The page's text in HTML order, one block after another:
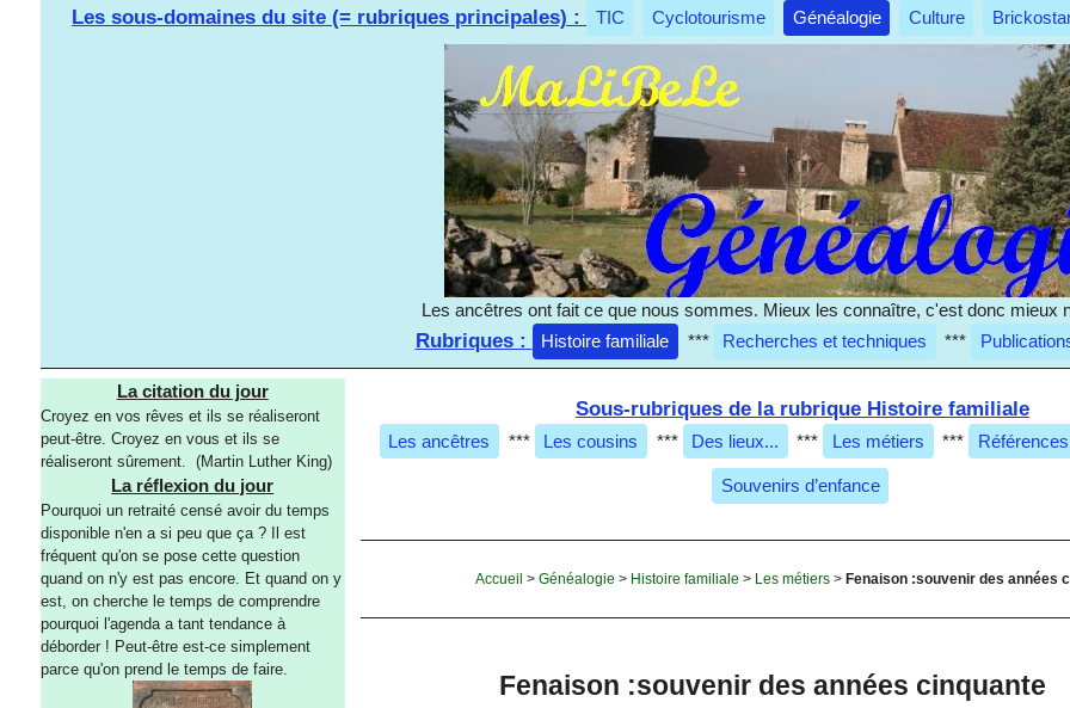
Les sous-domaines du site (= rubriques principales) : TIC Cyclotourisme Généalogie Culture
Les ancêtres ont fait ce que nous sommes. Mieux les connaître, c'est donc mieux
Rubriques : Histoire familiale *** Recherches et techniques ***
La citation du jour
Croyez en vos rêves et ils se réaliseront
peut-être. Croyez en vous et ils se
réaliseront sûrement. (Martin Luther King)
La réflexion du jour
Pourquoi un retraité censé avoir du temps
disponible n'en a si peu que ça ? Il est
fréquent qu'on se pose cette question
quand on n'y est pas encore. Et quand on y
est, on cherche le temps de comprendre
pourquoi l'agenda a tant tendance à
déborder ! Peut-être est-ce simplement
parce qu'on prend le temps de faire.
Sous-rubriques de la rubrique Histoire familiale
Les ancêtres *** Les cousins *** Des lieux... *** Les métiers ***
Souvenirs d’enfance
Accueil >Généalogie > Histoire familiale > Les métiers >Fenaison :souvenir des années
Fenaison :souvenir des années cinquante